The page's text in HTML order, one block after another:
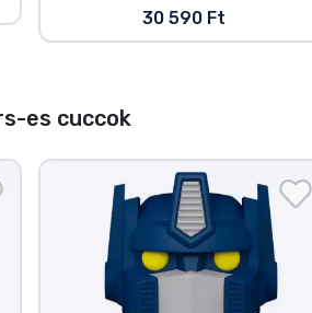
30 590 Ft
es cuccok